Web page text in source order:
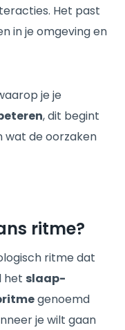
Het past
in je omgeving en
je je
, dit begint
wat de oorzaken
ritme?
ritme dat
het slaap-
genoemd
je wilt gaan